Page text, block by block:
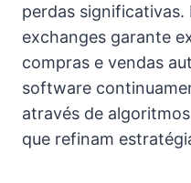
perdas
exchanges garante
compras e vendas
software
através de
que refinam